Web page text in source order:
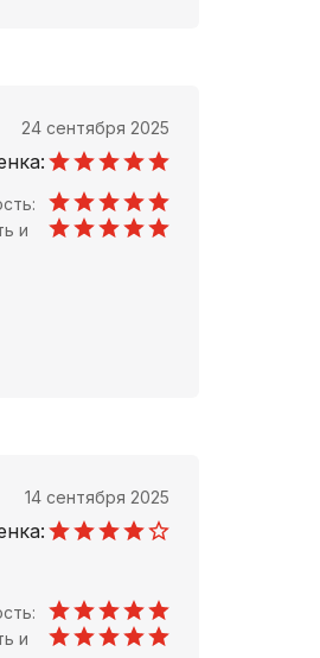
24 сентября 2025
и
14 сентября 2025
и